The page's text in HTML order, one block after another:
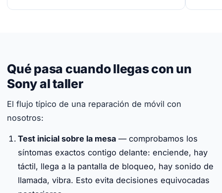
Qué pasa cuando llegas con un
Sony al taller
El flujo típico de una reparación de móvil con
nosotros:
Test inicial sobre la mesa — comprobamos los
síntomas exactos contigo delante: enciende, hay
táctil, llega a la pantalla de bloqueo, hay sonido de
llamada, vibra. Esto evita decisiones equivocadas